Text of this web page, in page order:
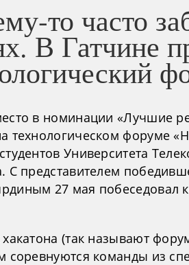
то часто
В Гатчине
в номинации «Лучшие
технологическом форуме
Университета
С представителем
27 мая побеседовал
(так называют
соревнуются команды из